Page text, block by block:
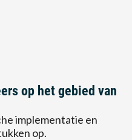
op het gebied van
implementatie en
op.